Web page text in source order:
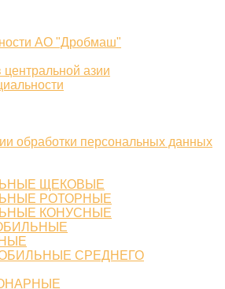
АО "Дробмаш"
центральной азии
обработки персональных данных
ЩЕКОВЫЕ
РОТОРНЫЕ
КОНУСНЫЕ
СРЕДНЕГО